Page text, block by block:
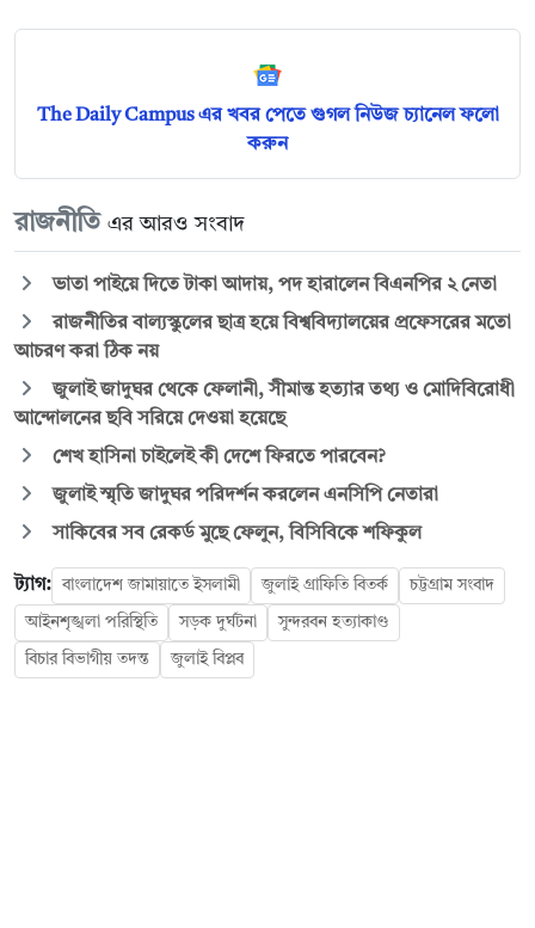
The Daily Campus এর খবর পেতে গুগল নিউজ চ্যানেল ফলো
করুন
রাজনীতি এর আরও সংবাদ
ভাতা পাইয়ে দিতে টাকা আদায়, পদ হারালেন বিএনপির ২ নেতা
রাজনীতির বাল্যস্কুলের ছাত্র হয়ে বিশ্ববিদ্যালয়ের প্রফেসরের মতো
আচরণ করা ঠিক নয়
জুলাই জাদুঘর থেকে ফেলানী, সীমান্ত হত্যার তথ্য ও মোদিবিরোধী
আন্দোলনের ছবি সরিয়ে দেওয়া হয়েছে
শেখ হাসিনা চাইলেই কী দেশে ফিরতে পারবেন?
জুলাই স্মৃতি জাদুঘর পরিদর্শন করলেন এনসিপি নেতারা
সাকিবের সব রেকর্ড মুছে ফেলুন, বিসিবিকে শফিকুল
ট্যাগ: বাংলাদেশ জামায়াতে ইসলামী জুলাই গ্রাফিতি বিতর্ক চট্টগ্রাম সংবাদ
আইনশৃঙ্খলা পরিস্থিতি সড়ক দুর্ঘটনা সুন্দরবন হত্যাকাণ্ড
বিচার বিভাগীয় তদন্ত জুলাই বিপ্লব